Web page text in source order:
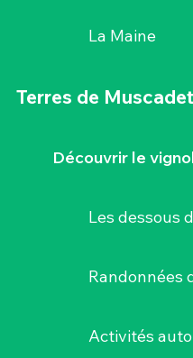
La Maine
Terres de Muscadet
Découvrir le
Les dessous
Randonnées
Activités
PARTENARIAT
du Vignoble
un réseau
: vous participez aux